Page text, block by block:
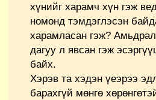
хүнийг харамч хүн гэж
номонд тэмдэглэсэн
харамласан гэж?
дагуу л явсан гэж
байх.
Хэрэв та хэдэн үеэрээ
барахгүй мөнгө